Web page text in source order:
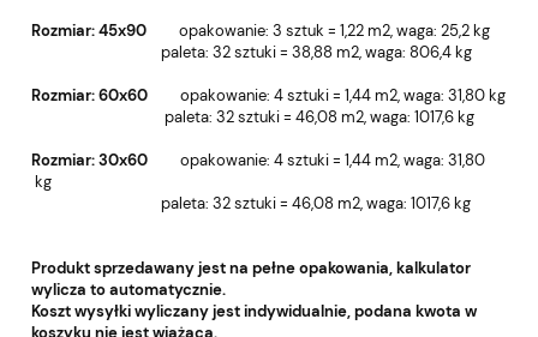
Rozmiar: 45x90 opakowanie: 3 sztuk = 1,22 m2, waga: 25,2 kg
paleta: 32 sztuki = 38,88 m2, waga: 806,4 kg
Rozmiar: 60x60 opakowanie: 4 sztuki = 1,44 m2, waga: 31,80 kg
paleta: 32 sztuki = 46,08 m2, waga: 1017,6 kg
Rozmiar: 30x60 opakowanie: 4 sztuki = 1,44 m2, waga: 31,80
kg
paleta: 32 sztuki = 46,08 m2, waga: 1017,6 kg
Produkt sprzedawany jest na pełne opakowania, kalkulator
wylicza to automatycznie.
Koszt wysyłki wyliczany jest indywidualnie, podana kwota w